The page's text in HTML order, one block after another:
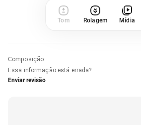
Tom Rolagem Mídia
Composição:
Essa informação está errada?
Enviar revisão